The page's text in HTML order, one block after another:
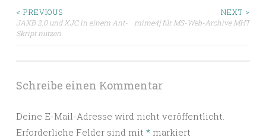
Beitragsnavigation
< PREVIOUS
JAXB 2.0 und XJC in einem Ant-
Skript nutzen
NEXT >
mime4j für MS-Web-Archive MHT
Schreibe einen Kommentar
Deine E-Mail-Adresse wird nicht veröffentlicht.
Erforderliche Felder sind mit * markiert